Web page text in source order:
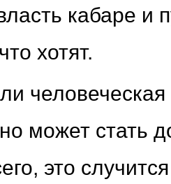
кабаре и
хотят.
может стать
это